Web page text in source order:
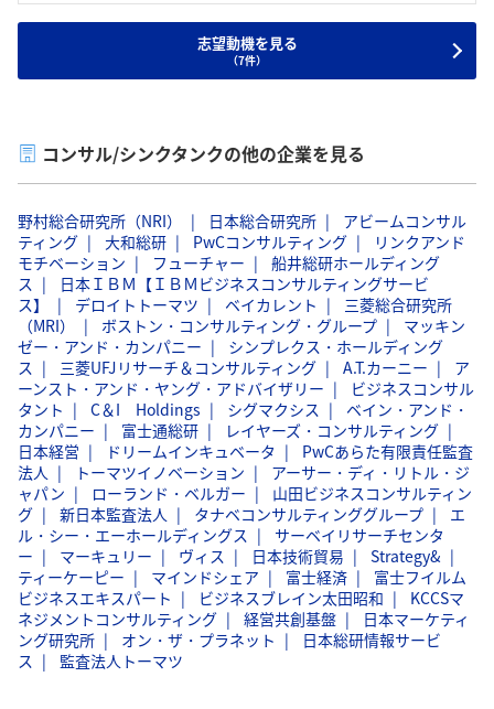
志望動機を見る
（7件）
コンサル/シンクタンクの他の企業を見る
野村総合研究所（NRI） 日本総合研究所
アビームコンサル
ティング
大和総研 PwCコンサルティング
リンクアンド
モチベーション
フューチャー
船井総研ホールディング
ス
日本ＩＢＭ【ＩＢＭビジネスコンサルティングサービ
ス】
デロイトトーマツ ベイカレント
三菱総合研究所
（MRI）
ボストン・コンサルティング・グループ
マッキン
ゼー・アンド・カンパニー
シンプレクス・ホールディング
ス
三菱UFJリサーチ＆コンサルティング A.T.カーニー
ア
ーンスト・アンド・ヤング・アドバイザリー
ビジネスコンサル
タント
C＆I Holdings シグマクシス
ベイン・アンド・
カンパニー
富士通総研
レイヤーズ・コンサルティング
日本経営
ドリームインキュベータ
PwCあらた有限責任監査
法人
トーマツイノベーション
アーサー・ディ・リトル・ジ
ャパン
ローランド・ベルガー
山田ビジネスコンサルティン
グ
新日本監査法人 タナベコンサルティンググループ
エ
ル・シー・エーホールディングス
サーベイリサーチセンタ
ー
マーキュリー ヴィス 日本技術貿易
Strategy&
ティーケーピー
マインドシェア 富士経済
富士フイルム
ビジネスエキスパート
ビジネスブレイン太田昭和
KCCSマ
ネジメントコンサルティング
経営共創基盤
日本マーケティ
ング研究所
オン・ザ・プラネット
日本総研情報サービ
ス
監査法人トーマツ